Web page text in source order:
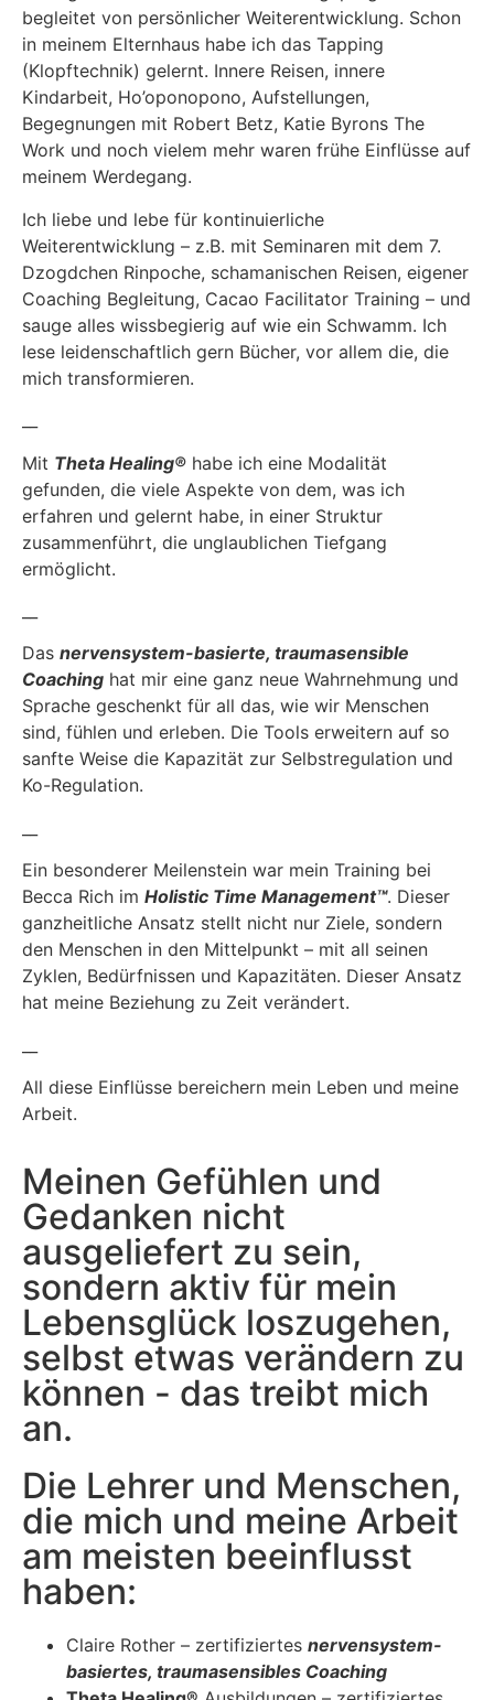
begleitet von persönlicher Weiterentwicklung. Schon
in meinem Elternhaus habe ich das Tapping
(Klopftechnik) gelernt. Innere Reisen, innere
Kindarbeit, Ho’oponopono, Aufstellungen,
Begegnungen mit Robert Betz, Katie Byrons The
Work und noch vielem mehr waren frühe Einflüsse auf
meinem Werdegang.
Ich liebe und lebe für kontinuierliche
Weiterentwicklung – z.B. mit Seminaren mit dem 7.
Dzogdchen Rinpoche, schamanischen Reisen, eigener
Coaching Begleitung, Cacao Facilitator Training – und
sauge alles wissbegierig auf wie ein Schwamm. Ich
lese leidenschaftlich gern Bücher, vor allem die, die
mich transformieren.
Mit Theta Healing® habe ich eine Modalität
gefunden, die viele Aspekte von dem, was ich
erfahren und gelernt habe, in einer Struktur
zusammenführt, die unglaublichen Tiefgang
ermöglicht.
Das nervensystem-basierte, traumasensible
Coaching hat mir eine ganz neue Wahrnehmung und
Sprache geschenkt für all das, wie wir Menschen
sind, fühlen und erleben. Die Tools erweitern auf so
sanfte Weise die Kapazität zur Selbstregulation und
Ko-Regulation.
Ein besonderer Meilenstein war mein Training bei
Becca Rich im Holistic Time Management™. Dieser
ganzheitliche Ansatz stellt nicht nur Ziele, sondern
den Menschen in den Mittelpunkt – mit all seinen
Zyklen, Bedürfnissen und Kapazitäten. Dieser Ansatz
hat meine Beziehung zu Zeit verändert.
All diese Einflüsse bereichern mein Leben und meine
Arbeit.
Meinen Gefühlen und
Gedanken nicht
ausgeliefert zu sein,
sondern aktiv für mein
Lebensglück loszugehen,
selbst etwas verändern zu
können - das treibt mich
an.
Die Lehrer und Menschen,
die mich und meine Arbeit
am meisten beeinflusst
haben:
Claire Rother – zertifiziertes nervensystem-
basiertes, traumasensibles Coaching